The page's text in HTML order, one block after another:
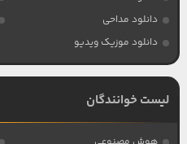
دانلود مداحی
دانلود موزیک ویدیو
لیست خوانندگان